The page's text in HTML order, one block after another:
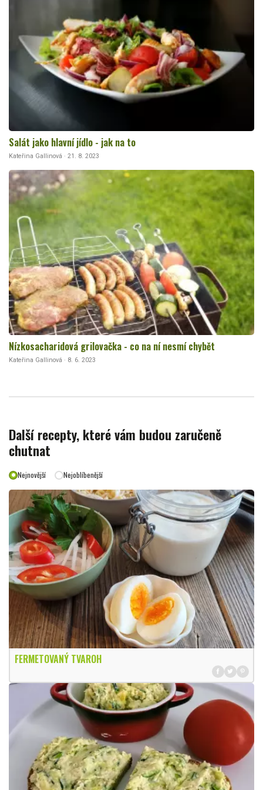
Salát jako hlavní jídlo - jak na to
Kateřina Gallinová · 21. 8. 2023
Nízkosacharidová grilovačka - co na ní nesmí chybět
Kateřina Gallinová · 8. 6. 2023
Další recepty, které vám budou zaručeně
chutnat
Nejnovější Nejoblíbenější
FERMETOVANÝ TVAROH